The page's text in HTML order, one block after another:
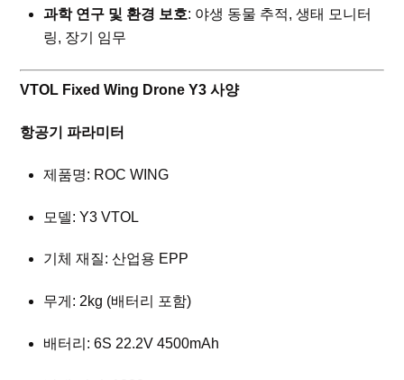
과학 연구 및 환경 보호: 야생 동물 추적, 생태 모니터
링, 장기 임무
VTOL Fixed Wing Drone Y3 사양
항공기 파라미터
제품명: ROC WING
모델: Y3 VTOL
기체 재질: 산업용 EPP
무게: 2kg (배터리 포함)
배터리: 6S 22.2V 4500mAh